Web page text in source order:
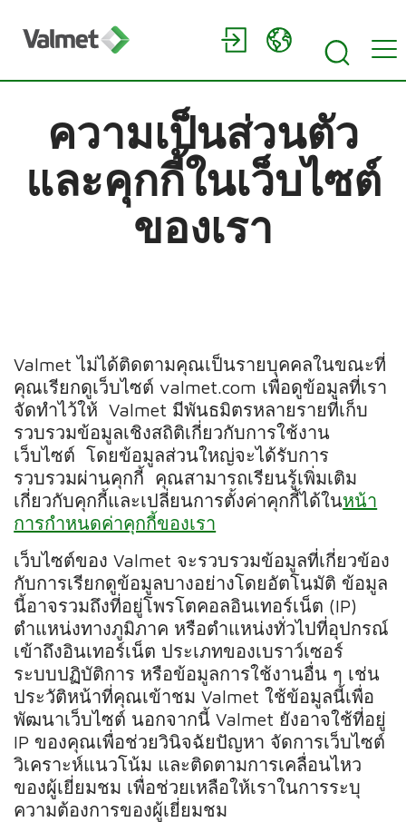
ความเป็นส่วนตัว
และคุกกี้ในเว็บไซต์
ของเรา
Valmet ไม่ได้ติดตามคุณเป็นรายบุคคลในขณะที่
คุณเรียกดูเว็บไซต์ valmet.com เพื่อดูข้อมูลที่เรา
จัดทำไว้ให้ Valmet มีพันธมิตรหลายรายที่เก็บ
รวบรวมข้อมูลเชิงสถิติเกี่ยวกับการใช้งาน
เว็บไซต์ โดยข้อมูลส่วนใหญ่จะได้รับการ
รวบรวมผ่านคุกกี้ คุณสามารถเรียนรู้เพิ่มเติม
เกี่ยวกับคุกกี้และเปลี่ยนการตั้งค่าคุกกี้ได้ในหน้า
การกำหนดค่าคุกกี้ของเรา
เว็บไซต์ของ Valmet จะรวบรวมข้อมูลที่เกี่ยวข้อง
กับการเรียกดูข้อมูลบางอย่างโดยอัตโนมัติ ข้อมูล
นี้อาจรวมถึงที่อยู่โพรโตคอลอินเทอร์เน็ต (IP)
ตำแหน่งทางภูมิภาค หรือตำแหน่งทั่วไปที่อุปกรณ์
เข้าถึงอินเทอร์เน็ต ประเภทของเบราว์เซอร์
ระบบปฏิบัติการ หรือข้อมูลการใช้งานอื่น ๆ เช่น
ประวัติหน้าที่คุณเข้าชม Valmet ใช้ข้อมูลนี้เพื่อ
พัฒนาเว็บไซต์ นอกจากนี้ Valmet ยังอาจใช้ที่อยู่
IP ของคุณเพื่อช่วยวินิจฉัยปัญหา จัดการเว็บไซต์
วิเคราะห์แนวโน้ม และติดตามการเคลื่อนไหว
ของผู้เยี่ยมชม เพื่อช่วยเหลือให้เราในการระบุ
ความต้องการของผู้เยี่ยมชม